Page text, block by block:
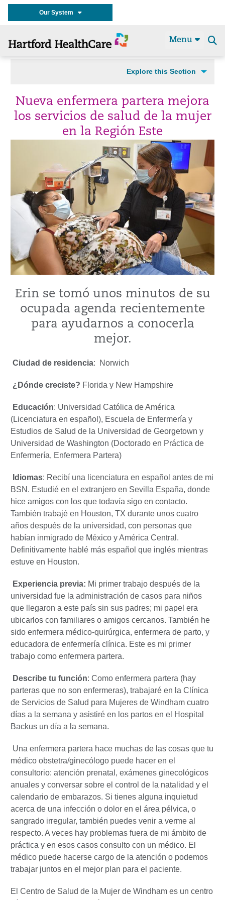
Our System
Menu
Explore this Section
Nueva enfermera partera mejora
los servicios de salud de la mujer
en la Región Este
Erin se tomó unos minutos de su
ocupada agenda recientemente
para ayudarnos a conocerla
mejor.
Ciudad de residencia: Norwich
¿Dónde creciste? Florida y New Hampshire
Educación: Universidad Católica de América
(Licenciatura en español), Escuela de Enfermería y
Estudios de Salud de la Universidad de Georgetown y
Universidad de Washington (Doctorado en Práctica de
Enfermería, Enfermera Partera)
Idiomas: Recibí una licenciatura en español antes de mi
BSN. Estudié en el extranjero en Sevilla España, donde
hice amigos con los que todavía sigo en contacto.
También trabajé en Houston, TX durante unos cuatro
años después de la universidad, con personas que
habían inmigrado de México y América Central.
Definitivamente hablé más español que inglés mientras
estuve en Houston.
Experiencia previa: Mi primer trabajo después de la
universidad fue la administración de casos para niños
que llegaron a este país sin sus padres; mi papel era
ubicarlos con familiares o amigos cercanos. También he
sido enfermera médico-quirúrgica, enfermera de parto, y
educadora de enfermería clínica. Este es mi primer
trabajo como enfermera partera.
Describe tu función: Como enfermera partera (hay
parteras que no son enfermeras), trabajaré en la Clínica
de Servicios de Salud para Mujeres de Windham cuatro
días a la semana y asistiré en los partos en el Hospital
Backus un día a la semana.
Una enfermera partera hace muchas de las cosas que tu
médico obstetra/ginecólogo puede hacer en el
consultorio: atención prenatal, exámenes ginecológicos
anuales y conversar sobre el control de la natalidad y el
calendario de embarazos. Si tienes alguna inquietud
acerca de una infección o dolor en el área pélvica, o
sangrado irregular, también puedes venir a verme al
respecto. A veces hay problemas fuera de mi ámbito de
práctica y en esos casos consulto con un médico. El
médico puede hacerse cargo de la atención o podemos
trabajar juntos en el mejor plan para el paciente.
El Centro de Salud de la Mujer de Windham es un centro